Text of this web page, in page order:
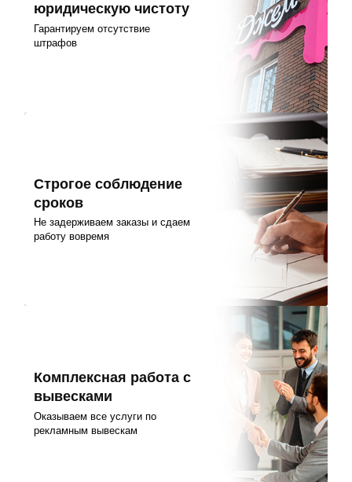
юридическую чистоту
Гарантируем отсутствие
штрафов
Строгое соблюдение
сроков
Не задерживаем заказы и сдаем
работу вовремя
Комплексная работа с
вывесками
Оказываем все услуги по
рекламным вывескам